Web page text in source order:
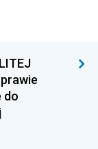
do